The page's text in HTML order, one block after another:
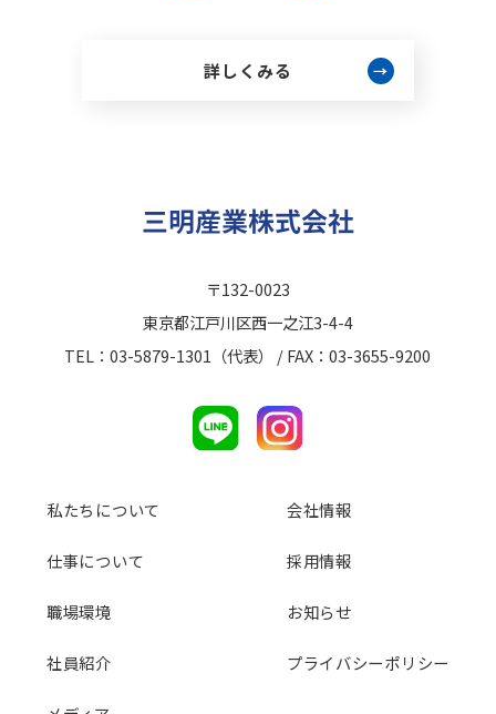
詳しくみる →
〒132-0023
東京都江戸川区西一之江3-4-4
TEL：03-5879-1301（代表） / FAX：03-3655-9200
私たちについて
仕事について
職場環境
社員紹介
会社情報
採用情報
お知らせ
プライバシーポリシー